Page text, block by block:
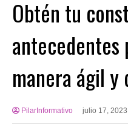
Obtén tu
antecedentes
manera ágil y
PilarInformativo julio 17,